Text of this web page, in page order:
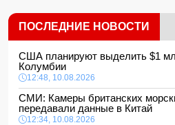
ПОСЛЕДНИЕ НОВОСТИ
США планируют выделить $1
Колумбии
12:48, 10.08.2026
СМИ: Камеры британских
передавали данные в Китай
12:34, 10.08.2026